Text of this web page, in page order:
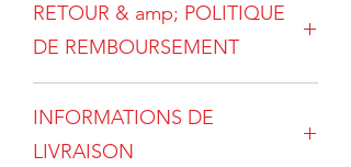
médicale psychiatrique dans laquelle
une personne affectée éprouve des
maniaque et dépressive. Certaines
personnes ressentent les deux types de
Bien que
la cause exacte du trouble bipolaire
RETOUR & amp; POLITIQUE
DE REMBOURSEMENT
peut être annulée. Pour des
circonstances exceptionnelles (ex. mort
INFORMATIONS DE
LIVRAISON